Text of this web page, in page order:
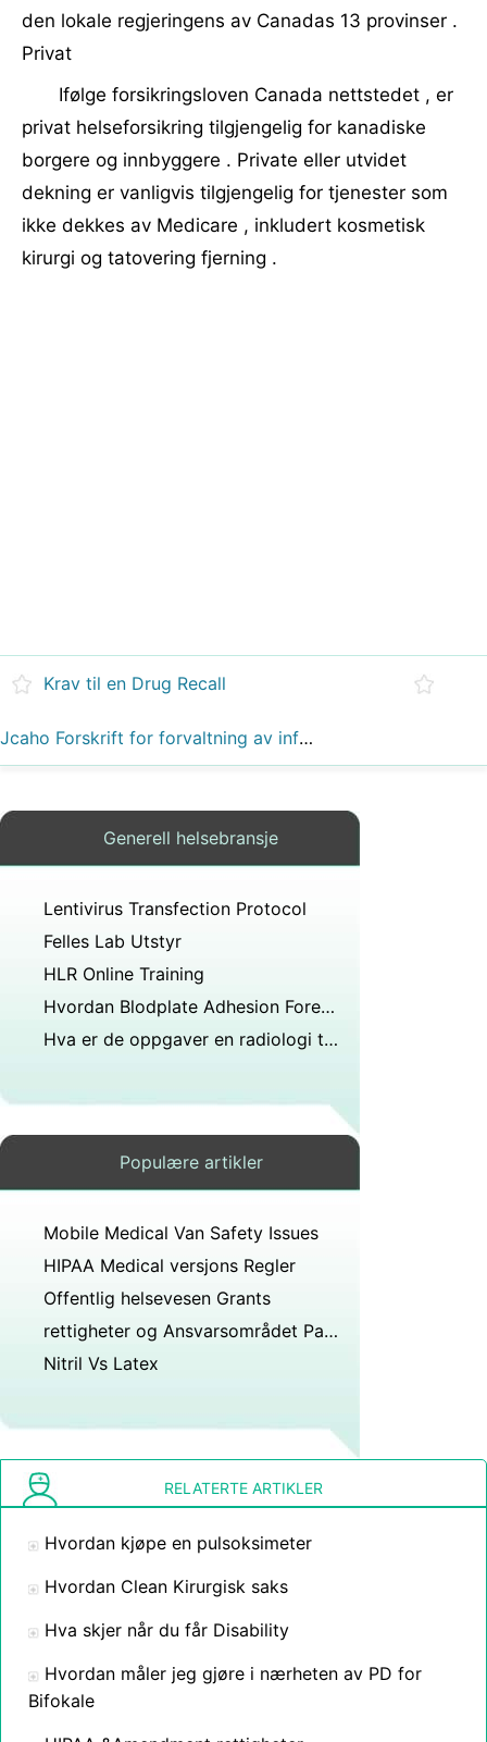
den lokale regjeringens av Canadas 13 provinser .
Privat
Ifølge forsikringsloven Canada nettstedet , er
privat helseforsikring tilgjengelig for kanadiske
borgere og innbyggere . Private eller utvidet
dekning er vanligvis tilgjengelig for tjenester som
ikke dekkes av Medicare , inkludert kosmetisk
kirurgi og tatovering fjerning .
Krav til en Drug Recall
Jcaho Forskrift for forvaltning av informasjon
Generell helsebransje
Lentivirus Transfection Protocol
Felles Lab Utstyr
HLR Online Training
Hvordan Blodplate Adhesion Forekommer
Hva er de oppgaver en radiologi tekniker
Populære artikler
Mobile Medical Van Safety Issues
HIPAA Medical versjons Regler
Offentlig helsevesen Grants
rettigheter og Ansvarsområdet Pasienter
Nitril Vs Latex
RELATERTE ARTIKLER
Hvordan kjøpe en pulsoksimeter
Hvordan Clean Kirurgisk saks
Hva skjer når du får Disability
Hvordan måler jeg gjøre i nærheten av PD for
Bifokale